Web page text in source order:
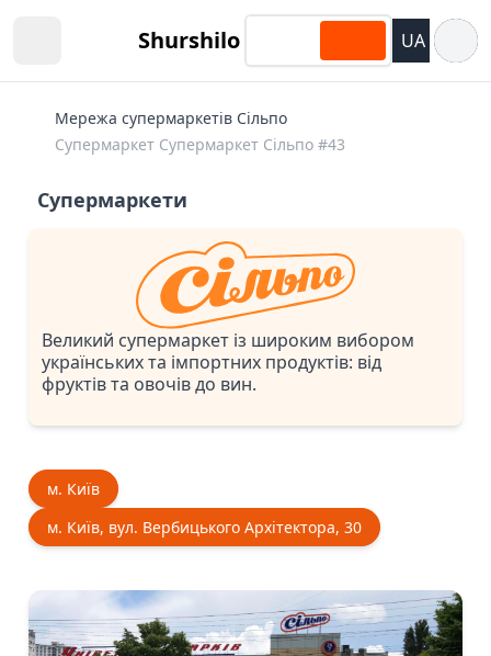
Shurshilo UA
Мережа супермаркетів Сільпо
Супермаркет Супермаркет Сiльпо #43
Супермаркети
Великий супермаркет із широким вибором
українських та імпортних продуктів: від
фруктів та овочів до вин.
м. Київ
м. Київ, вул. Вербицького Архітектора, 30